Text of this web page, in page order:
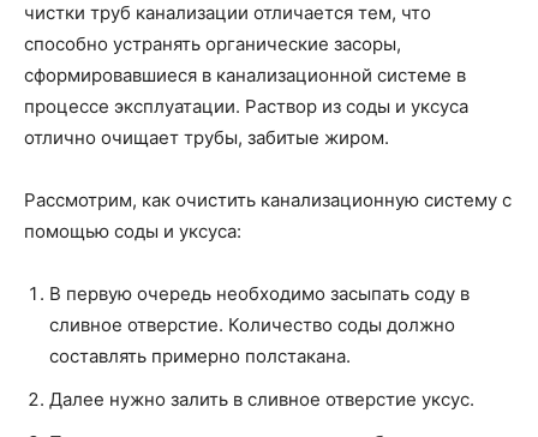
чистки труб канализации отличается тем, что
способно устранять органические засоры,
сформировавшиеся в канализационной системе в
процессе эксплуатации. Раствор из соды и уксуса
отлично очищает трубы, забитые жиром.
Рассмотрим, как очистить канализационную систему с
помощью соды и уксуса:
В первую очередь необходимо засыпать соду в
сливное отверстие. Количество соды должно
составлять примерно полстакана.
Далее нужно залить в сливное отверстие уксус.